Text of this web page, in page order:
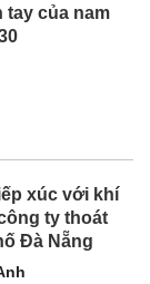
tay của nam
xúc với khí
ty thoát
Đà Nẵng